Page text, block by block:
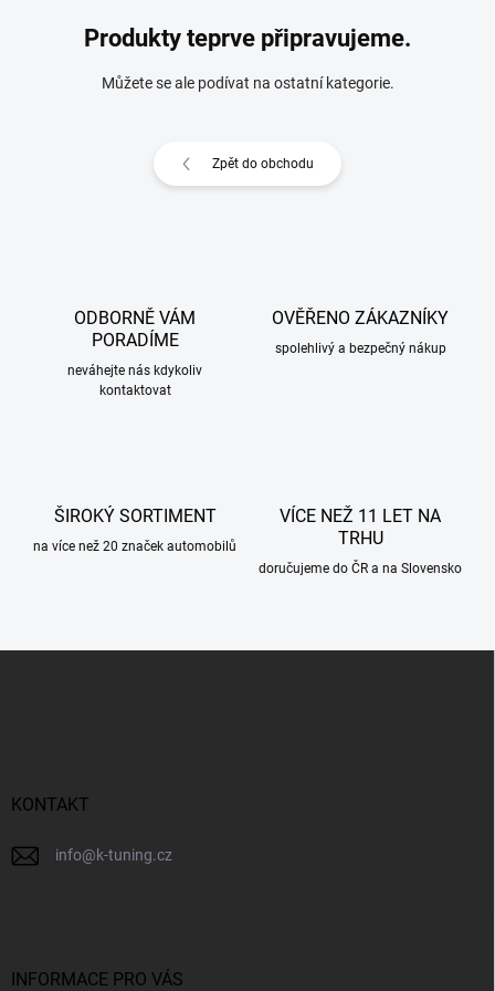
Produkty teprve připravujeme.
Můžete se ale podívat na ostatní kategorie.
Zpět do obchodu
ODBORNĚ VÁM
PORADÍME
neváhejte nás kdykoliv
kontaktovat
OVĚŘENO ZÁKAZNÍKY
spolehlivý a bezpečný nákup
ŠIROKÝ SORTIMENT
na více než 20 značek automobilů
VÍCE NEŽ 11 LET NA
TRHU
doručujeme do ČR a na Slovensko
KONTAKT
info@k-tuning.cz
INFORMACE PRO VÁS